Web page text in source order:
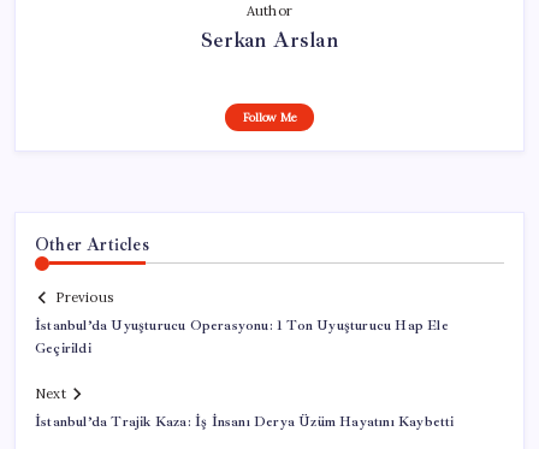
Author
Serkan Arslan
Follow Me
Other Articles
Previous
İstanbul’da Uyuşturucu Operasyonu: 1 Ton Uyuşturucu Hap Ele
Geçirildi
Next
İstanbul’da Trajik Kaza: İş İnsanı Derya Üzüm Hayatını Kaybetti